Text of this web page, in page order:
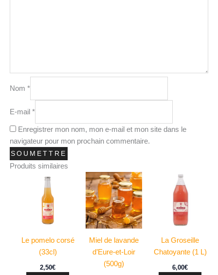
Nom *
E-mail *
Enregistrer mon nom, mon e-mail et mon site dans le
navigateur pour mon prochain commentaire.
Produits similaires
Le pomelo corsé
(33cl)
2,50€
Miel de lavande
d’Eure-et-Loir
(500g)
La Groseille
Chatoyante (1 L)
6,00€